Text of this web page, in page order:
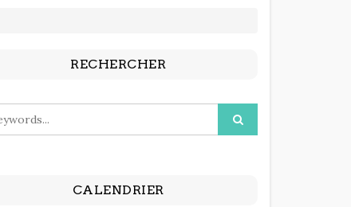
RECHERCHER
CALENDRIER